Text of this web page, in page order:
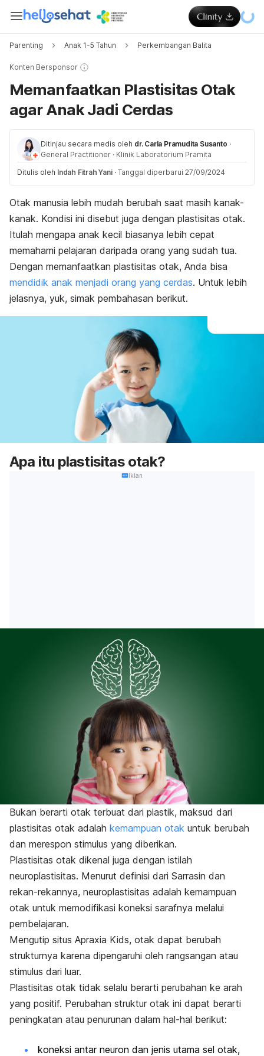
Parenting Anak 1-5 Tahun Perkembangan Balita
Konten Bersponsor
Memanfaatkan Plastisitas Otak
agar Anak Jadi Cerdas
Ditinjau secara medis oleh dr. Carla Pramudita Susanto ·
General Practitioner · Klinik Laboratorium Pramita
Ditulis oleh Indah Fitrah Yani · Tanggal diperbarui 27/09/2024
Otak manusia lebih mudah berubah saat masih kanak-
kanak. Kondisi ini disebut juga dengan plastisitas otak.
Itulah mengapa anak kecil biasanya lebih cepat
memahami pelajaran daripada orang yang sudah tua.
Dengan memanfaatkan plastisitas otak, Anda bisa
mendidik anak menjadi orang yang cerdas. Untuk lebih
jelasnya, yuk, simak pembahasan berikut.
Apa itu plastisitas otak?
Iklan
Bukan berarti otak terbuat dari plastik, maksud dari
plastisitas otak adalah kemampuan otak untuk berubah
dan merespon stimulus yang diberikan.
Plastisitas otak dikenal juga dengan istilah
neuroplastisitas. Menurut definisi dari Sarrasin dan
rekan-rekannya, neuroplastisitas adalah kemampuan
otak untuk memodifikasi koneksi sarafnya melalui
pembelajaran.
Mengutip situs Apraxia Kids, otak dapat berubah
strukturnya karena dipengaruhi oleh rangsangan atau
stimulus dari luar.
Plastisitas otak tidak selalu berarti perubahan ke arah
yang positif. Perubahan struktur otak ini dapat berarti
peningkatan atau penurunan dalam hal-hal berikut:
koneksi antar neuron dan jenis utama sel otak,